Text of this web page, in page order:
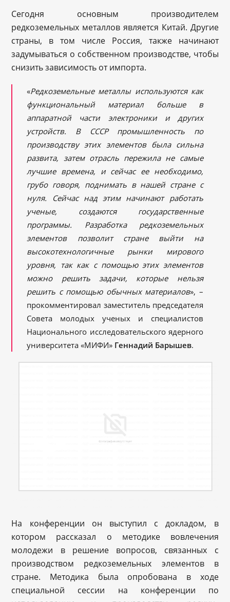
Сегодня основным производителем
редкоземельных металлов является Китай. Другие
страны, в том числе Россия, также начинают
задумываться о собственном производстве, чтобы
снизить зависимость от импорта.
«Редкоземельные металлы используются как
функциональный материал больше в
аппаратной части электроники и других
устройств. В СССР промышленность по
производству этих элементов была сильна
развита, затем отрасль пережила не самые
лучшие времена, и сейчас ее необходимо,
грубо говоря, поднимать в нашей стране с
нуля. Сейчас над этим начинают работать
ученые, создаются государственные
программы. Разработка редкоземельных
элементов позволит стране выйти на
высокотехнологичные рынки мирового
уровня, так как с помощью этих элементов
можно решить задачи, которые нельзя
решить с помощью обычных материалов», –
прокомментировал заместитель председателя
Совета молодых ученых и специалистов
Национального исследовательского ядерного
университета «МИФИ» Геннадий Барышев.
На конференции он выступил с докладом, в
котором рассказал о методике вовлечения
молодежи в решение вопросов, связанных с
производством редкоземельных элементов в
стране. Методика была опробована в ходе
специальной сессии на конференции по